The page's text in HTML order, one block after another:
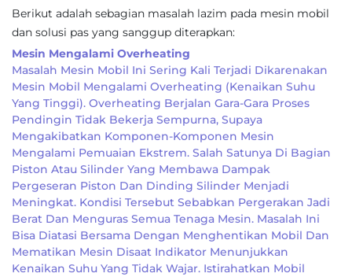
Berikut adalah sebagian masalah lazim pada mesin mobil
dan solusi pas yang sanggup diterapkan:
Mesin Mengalami Overheating
Masalah Mesin Mobil Ini Sering Kali Terjadi Dikarenakan
Mesin Mobil Mengalami Overheating (kenaikan Suhu
Yang Tinggi). Overheating Berjalan Gara-Gara Proses
Pendingin Tidak Bekerja Sempurna, Supaya
Mengakibatkan Komponen-Komponen Mesin
Mengalami Pemuaian Ekstrem. Salah Satunya Di Bagian
Piston Atau Silinder Yang Membawa Dampak
Pergeseran Piston Dan Dinding Silinder Menjadi
Meningkat. Kondisi Tersebut Sebabkan Pergerakan Jadi
Berat Dan Menguras Semua Tenaga Mesin. Masalah Ini
Bisa Diatasi Bersama Dengan Menghentikan Mobil Dan
Mematikan Mesin Disaat Indikator Menunjukkan
Kenaikan Suhu Yang Tidak Wajar. Istirahatkan Mobil